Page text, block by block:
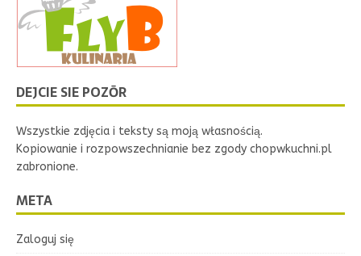
DEJCIE SIE POZŌR
Wszystkie zdjęcia i teksty są moją własnością.
Kopiowanie i rozpowszechnianie bez zgody chopwkuchni.pl
zabronione.
META
Zaloguj się